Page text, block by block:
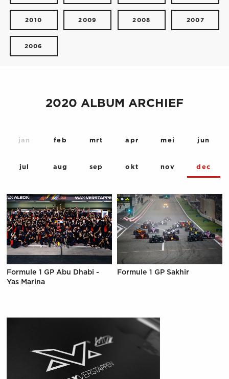
2010 2009 2008 2007
2006
2020 ALBUM ARCHIEF
jan feb mrt apr mei jun
jul aug sep okt nov dec
Formule 1 GP Abu Dhabi -
Yas Marina
Formule 1 GP Sakhir